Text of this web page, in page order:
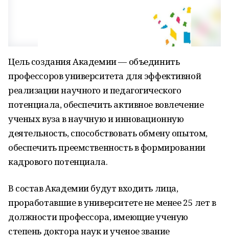
Цель создания Академии — объединить
профессоров университета для эффективной
реализации научного и педагогического
потенциала, обеспечить активное вовлечение
ученых вуза в научную и инновационную
деятельность, способствовать обмену опытом,
обеспечить преемственность в формировании
кадрового потенциала.
В состав Академии будут входить лица,
проработавшие в университете не менее 25 лет в
должности профессора, имеющие ученую
степень доктора наук и ученое звание